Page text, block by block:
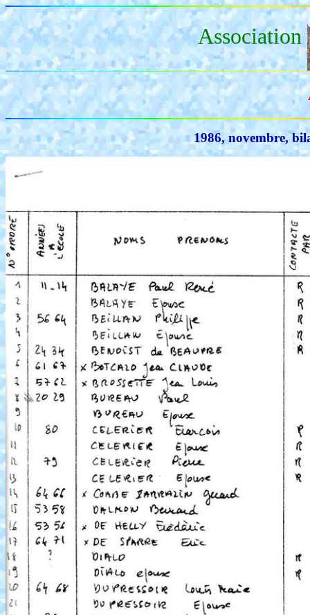
Association
1986, novembre,